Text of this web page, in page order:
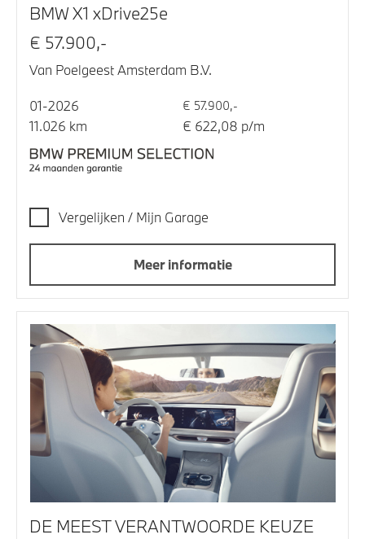
BMW X1 xDrive25e
€ 57.900,-
Van Poelgeest Amsterdam B.V.
01-2026 € 57.900,-
11.026 km € 622,08 p/m
Vergelijken / Mijn Garage
Meer informatie
DE MEEST VERANTWOORDE KEUZE